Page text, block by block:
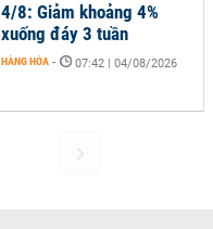
4/8: Giảm khoảng 4%
xuống đáy 3 tuần
HÀNG HÓA - 07:42 | 04/08/2026